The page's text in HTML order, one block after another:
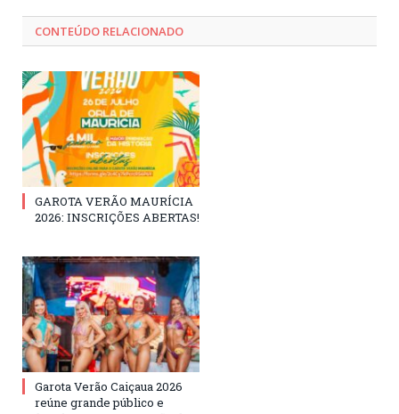
CONTEÚDO RELACIONADO
GAROTA VERÃO MAURÍCIA
2026: INSCRIÇÕES ABERTAS!
Garota Verão Caiçaua 2026
reúne grande público e